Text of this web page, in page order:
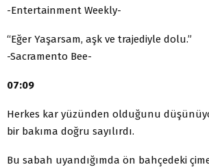
-Entertainment Weekly-
“Eğer Yaşarsam, aşk ve trajediyle dolu.”
-Sacramento Bee-
07:09
Herkes kar yüzünden olduğunu
bir bakıma doğru sayılırdı.
Bu sabah uyandığımda ön bahçedeki